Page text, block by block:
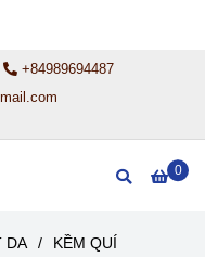
+84989694487
0
DA / KỀM QUÍ